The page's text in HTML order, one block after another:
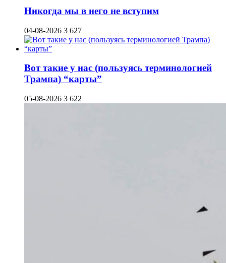
Никогда мы в него не вступим
04-08-2026 3 627
Вот такие у нас (пользуясь терминологией
Трампа) “карты”
05-08-2026 3 622